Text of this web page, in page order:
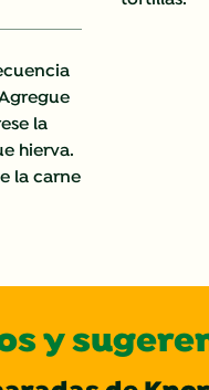
la
hierva.
la carne
y